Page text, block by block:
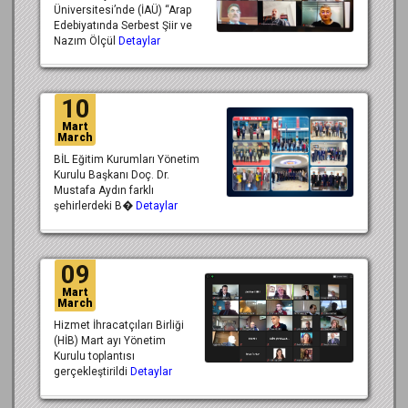
Üniversitesi’nde (İAÜ) “Arap
Edebiyatında Serbest Şiir ve
Nazım Ölçül Detaylar
10
Mart
March
BİL Eğitim Kurumları Yönetim
Kurulu Başkanı Doç. Dr.
Mustafa Aydın farklı
şehirlerdeki B� Detaylar
09
Mart
March
Hizmet İhracatçıları Birliği
(HİB) Mart ayı Yönetim
Kurulu toplantısı
gerçekleştirildi Detaylar